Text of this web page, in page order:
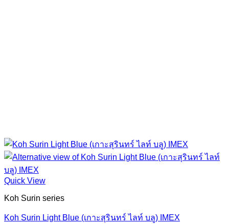
Quick View
Koh Surin series
Koh Surin Light Blue (เกาะสุรินทร์ ไลท์ บลู) IMEX